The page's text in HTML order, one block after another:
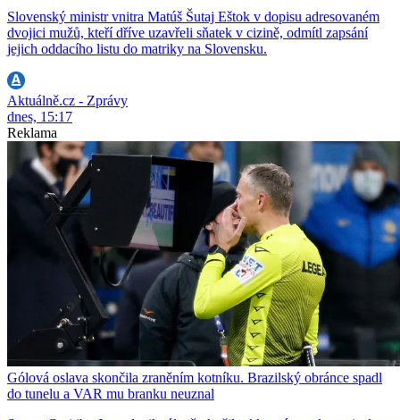
Slovenský ministr vnitra Matúš Šutaj Eštok v dopisu adresovaném
dvojici mužů, kteří dříve uzavřeli sňatek v cizině, odmítl zapsání
jejich oddacího listu do matriky na Slovensku.
Aktuálně.cz - Zprávy
dnes, 15:17
Reklama
Gólová oslava skončila zraněním kotníku. Brazilský obránce spadl
do tunelu a VAR mu branku neuznal